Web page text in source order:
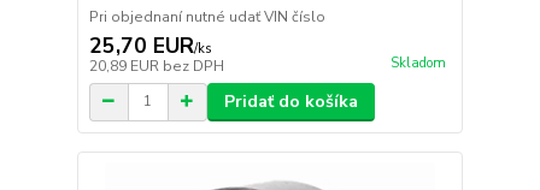
Pri objednaní nutné udať VIN číslo
25,70 EUR/ks
20,89 EUR bez DPH Skladom
Pridať do košíka